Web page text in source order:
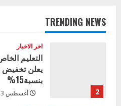
n
u
e
TRENDING NEWS
1
2
اخر الاخبار
التعليم
يعلن تخفيض
بنسبة15%
أغسطس 3, 2026